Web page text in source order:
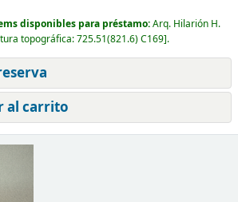
disponibles para préstamo:Arq. Hilarión H.
topográfica:725.51(821.6) C169 .
al carrito